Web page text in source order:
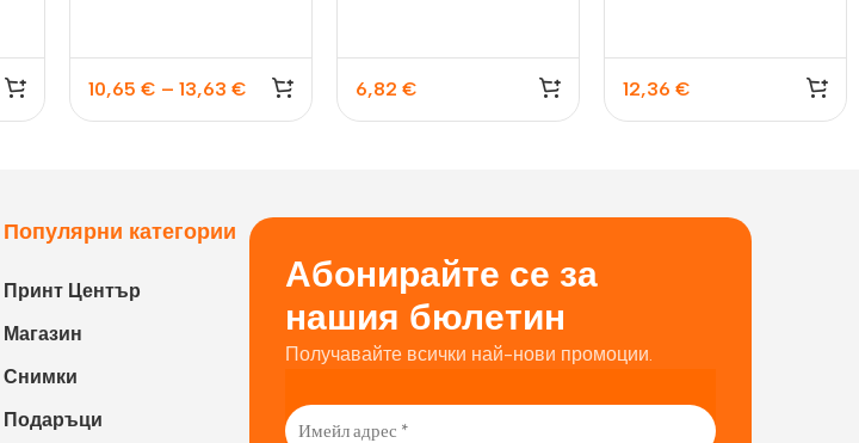
10,65 € – 13,63 € 6,82 € 12,36 €
Популярни категории
Принт Център
Магазин
Снимки
Подаръци
Абонирайте се за
нашия бюлетин
Получавайте всички най-нови промоции.